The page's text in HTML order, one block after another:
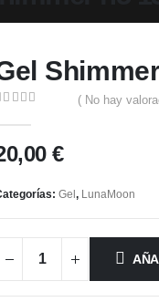
( No hay
€
Gel, LunaMoon